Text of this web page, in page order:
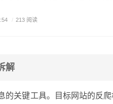
/ 213 阅读
解
的关键工具。目标网站的反